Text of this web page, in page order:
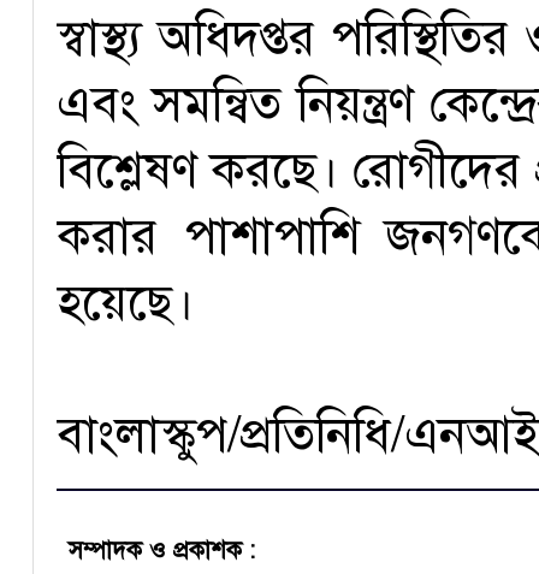
স্বাস্থ্য অধিদপ্তর
এবং সমন্বিত নিয়ন্ত্রণ
বিশ্লেষণ করছে। রোগীদের
করার পাশাপাশি
হয়েছে।
বাংলাস্কুপ/প্রতিনিধি/
সম্পাদক ও প্রকাশক :